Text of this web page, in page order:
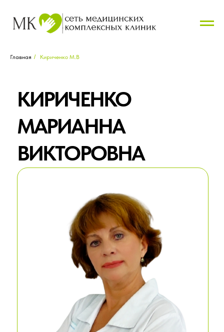
Главная / Кириченко М.В
МАРИАННА
ВИКТОРОВНА
ЗАПИСАТЬСЯ НА ПРИЕМ
РЕЙТИНГ 5 ★